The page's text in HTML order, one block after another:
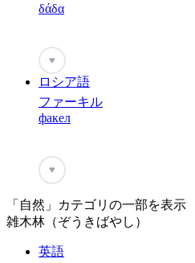
δάδα
♥
ロシア語
ファーキル
факел
♥
「自然」カテゴリの一部を表示
雑木林（ぞうきばやし）
英語